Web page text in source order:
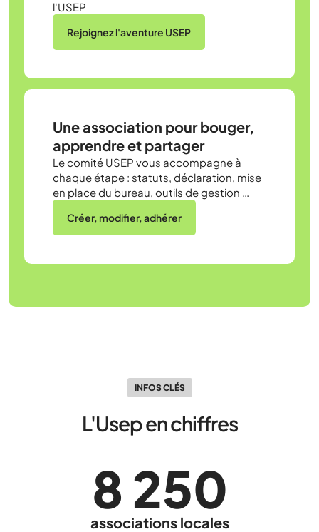
l'USEP
Rejoignez l'aventure USEP
Une association pour bouger,
apprendre et partager
Le comité USEP vous accompagne à
chaque étape : statuts, déclaration, mise
en place du bureau, outils de gestion …
Créer, modifier, adhérer
INFOS CLÉS
L'Usep en chiffres
8 250
associations locales